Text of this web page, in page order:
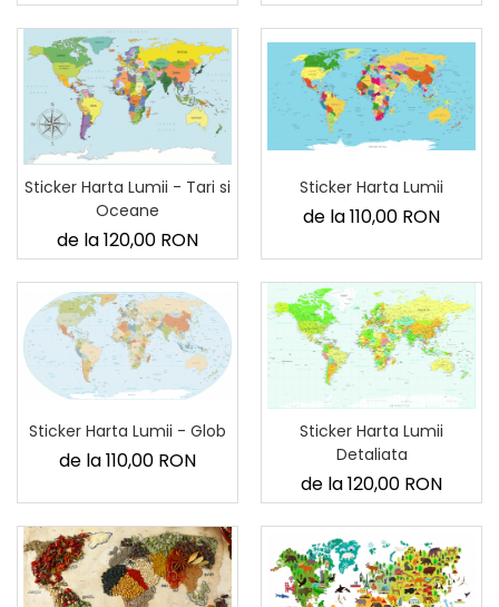
Sticker Harta Lumii - Tari si
Oceane
de la 120,00 RON
Sticker Harta Lumii
de la 110,00 RON
Sticker Harta Lumii - Glob
de la 110,00 RON
Sticker Harta Lumii
Detaliata
de la 120,00 RON